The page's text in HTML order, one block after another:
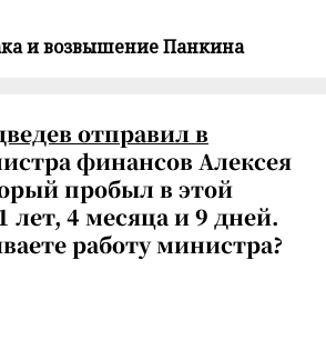
и возвышение Панкина
отправил в
финансов Алексея
пробыл в этой
лет, 4 месяца и 9 дней.
работу министра?